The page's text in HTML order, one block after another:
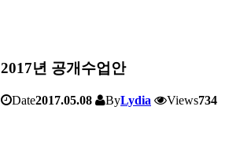
2017년 공개수업안
Date2017.05.08 ByLydia Views734